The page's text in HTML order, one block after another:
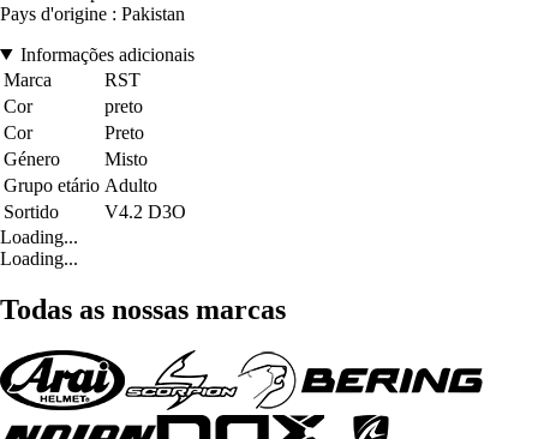
Pays d'origine : Pakistan
Informações adicionais
Marca
RST
Cor
preto
Cor
Preto
Género
Misto
Grupo etário Adulto
Sortido
V4.2 D3O
Loading...
Loading...
Todas as nossas marcas